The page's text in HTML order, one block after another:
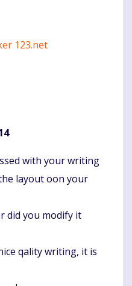
123.net
with your writing
layout oon your
did you modify it
qality writing, it is